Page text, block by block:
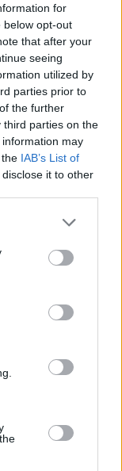
for
below opt-out
that after your
seeing
utilized by
parties prior to
the further
third parties on the
information may
IAB’s List of
it to other
obsluha CNC strojů •
na ubytování
CNC operátor• mzda
ubytování (Jihlava,
dělník • mzda 44.700
Jihlava)
práce ve skladu • mzda
(Jihlava, okres